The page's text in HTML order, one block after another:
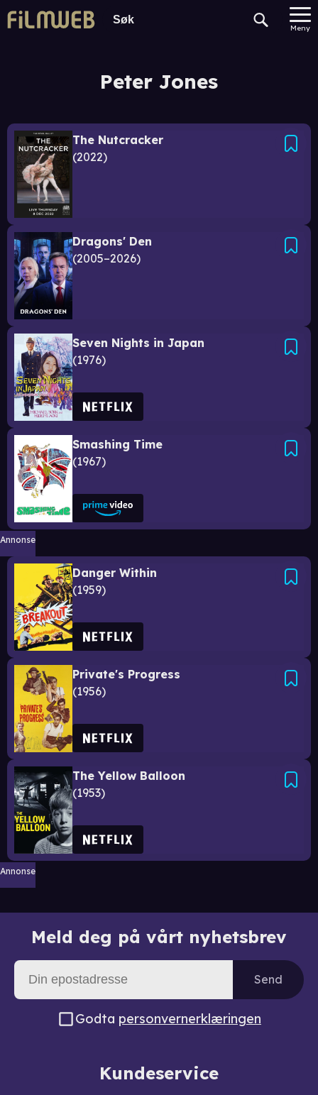
Meny
Peter Jones
The Nutcracker
2022
Dragons' Den
2005–2026
Seven Nights in Japan
1976
Smashing Time
1967
Annonse
Danger Within
1959
Private's Progress
1956
The Yellow Balloon
1953
Annonse
Meld deg på vårt nyhetsbrev
Send
Godta personvernerklæringen
Kundeservice